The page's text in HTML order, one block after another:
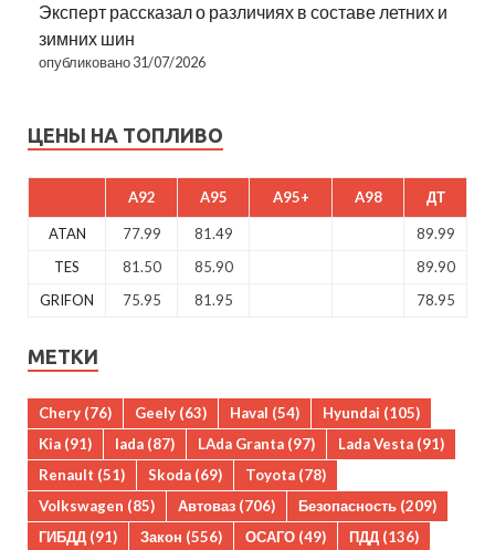
Эксперт рассказал о различиях в составе летних и
зимних шин
опубликовано 31/07/2026
ЦЕНЫ НА ТОПЛИВО
A92 A95 A95+ A98 ДТ
ATAN 77.99 81.49
89.99
TES
81.50 85.90
89.90
GRIFON
75.95 81.95 78.95
МЕТКИ
Chery (76) Geely (63) Haval (54) Hyundai (105)
Kia (91) lada (87) LAda Granta (97) Lada Vesta (91)
Renault (51) Skoda (69) Toyota (78)
Volkswagen (85) Автоваз (706) Безопасность (209)
ГИБДД (91) Закон (556) ОСАГО (49) ПДД (136)